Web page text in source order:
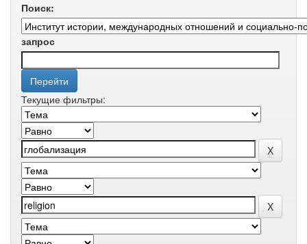
Поиск:
запрос
Текущие фильтры: